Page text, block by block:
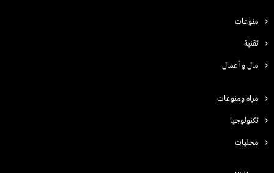
منوعات
تقنية
مال و أعمال
مراه ومنوعات
تكنولوجيا
محليات